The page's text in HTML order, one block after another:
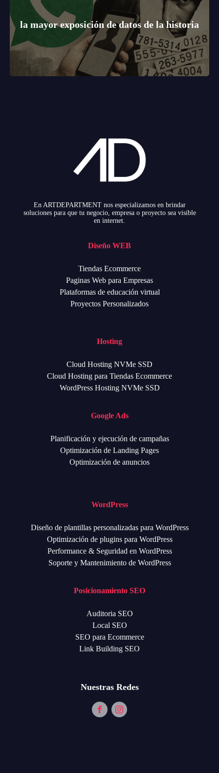
la mayor exposición de datos de la historia
En ARTDEPARTMENT nos especializamos en brindar
soluciones para que tu negocio, empresa o proyecto sea visible
en internet.
Diseño WEB
Tiendas Ecommerce
Paginas Web para Empresas
Plataformas de educación virtual
Proyectos Personalizados
Hosting
Cloud Hosting NVMe SSD
Cloud Hosting para Tiendas Ecommerce
WordPress Hosting NVMe SSD
Google Ads
Planificación y ejecución de campañas
Optimización de Landing Pages
Optimización de anuncios
WordPress
Diseño de plantillas personalizadas para WordPress
Optimización de plugins para WordPress
Performance & Seguridad en WordPress
Soporte y Mantenimiento de WordPress
Posicionamiento SEO
Auditoria SEO
Local SEO
SEO para Ecommerce
Link Building SEO
Nuestras Redes